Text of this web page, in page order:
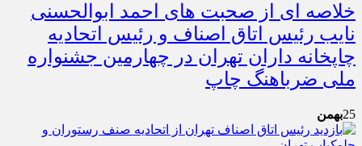
خلاصه ای از صحبت های احمد ابوالحسنی
نایب رئیس اتاق اصناف و رئیس اتحادیه
چاپخانه داران تهران در چهارمین جشنواره
ملی ضرباهنگ چاپ
25بهمن